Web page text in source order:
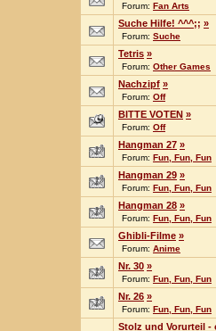
Forum: Fan Arts
Suche Hilfe! ^^^;; »
Forum: Suche
Tetris »
Forum: Other Games
Nachzipf »
Forum: Off
BITTE VOTEN »
Forum: Off
Hangman 27 »
Forum: Fun, Fun, Fun
Hangman 29 »
Forum: Fun, Fun, Fun
Hangman 28 »
Forum: Fun, Fun, Fun
Ghibli-Filme »
Forum: Anime
Nr. 30 »
Forum: Fun, Fun, Fun
Nr. 26 »
Forum: Fun, Fun, Fun
Stolz und Vorurteil -